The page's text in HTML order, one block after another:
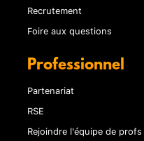
Recrutement
Foire aux questions
Professionnel
Partenariat
RSE
Rejoindre l'équipe de profs